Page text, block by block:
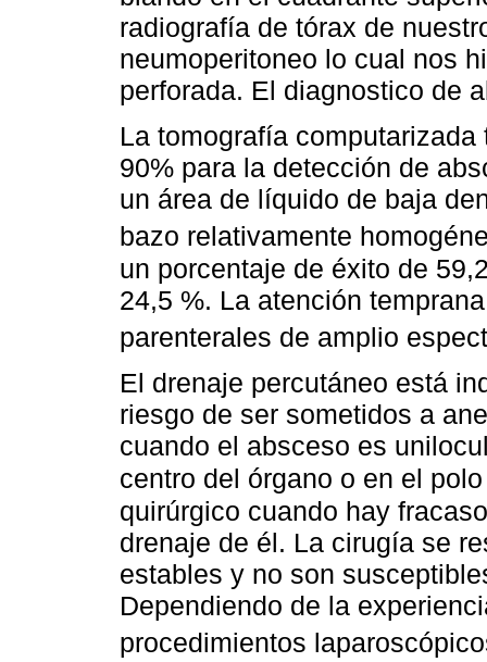
radiografía de tórax de
neumoperitoneo lo cual nos
perforada. El diagnostico de
La tomografía
90% para la detección de
un área de líquido de baja
bazo relativamente
un porcentaje de éxito de
24,5 %. La atención
parenterales de amplio
El drenaje percutáneo está
riesgo de ser sometidos a
cuando el absceso es
centro del órgano o en el
quirúrgico cuando hay
drenaje de él. La cirugía se
estables y no son
Dependiendo de la
procedimientos